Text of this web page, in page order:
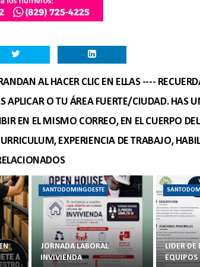
AL HACER CLIC EN ELLAS ----
APLICAR O TU ÁREA FUERTE/CIUDAD. HAS
EN EL MISMO CORREO, EN EL CUERPO
EXPERIENCIA DE TRABAJO,
SANTODOMINGOESTE
JORNADA LABORAL
INVIVIENDA
LIDER DE
EQUIPOS